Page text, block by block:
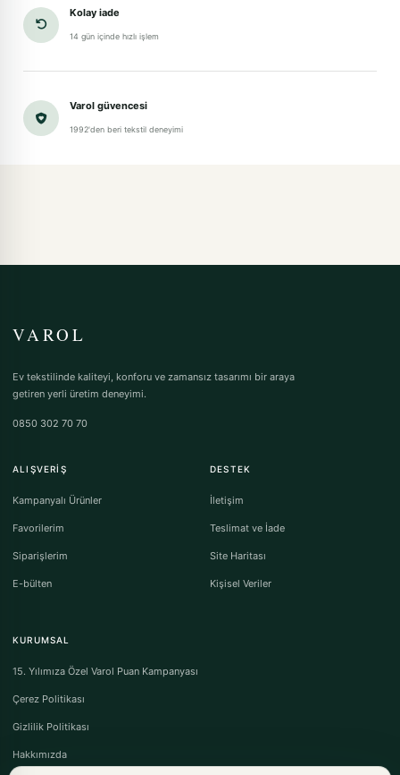
Kolay iade
14 gün içinde hızlı işlem
Varol güvencesi
1992'den beri tekstil deneyimi
VAROL
Ev tekstilinde kaliteyi, konforu ve zamansız tasarımı bir araya
getiren yerli üretim deneyimi.
0850 302 70 70
ALIŞVERIŞ
Kampanyalı Ürünler
Favorilerim
Siparişlerim
E-bülten
DESTEK
İletişim
Teslimat ve İade
Site Haritası
Kişisel Veriler
KURUMSAL
15. Yılımıza Özel Varol Puan Kampanyası
Çerez Politikası
Gizlilik Politikası
Hakkımızda